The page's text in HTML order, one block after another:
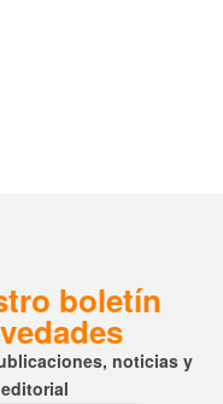
boletín
noticias y